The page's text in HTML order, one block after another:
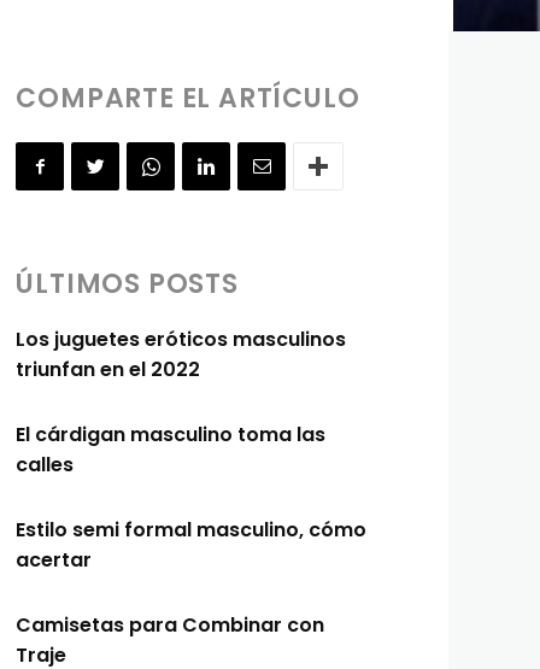
COMPARTE EL ARTÍCULO
ÚLTIMOS POSTS
Los juguetes eróticos masculinos
triunfan en el 2022
El cárdigan masculino toma las
calles
Estilo semi formal masculino, cómo
acertar
Camisetas para Combinar con
Traje